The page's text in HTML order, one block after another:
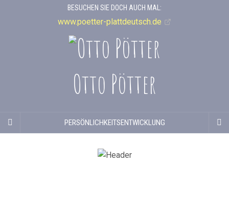
BESUCHEN SIE DOCH AUCH MAL:
www.poetter-plattdeutsch.de
Otto Pötter
PERSÖNLICHKEITSENTWICKLUNG